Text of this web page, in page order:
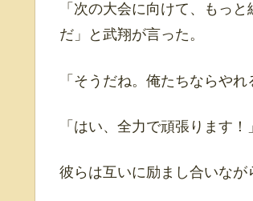
「次の大会に向けて、もっ
だ」と武翔が言った。
「そうだね。俺たちならやれ
「はい、全力で頑張ります
彼らは互いに励まし合いなが